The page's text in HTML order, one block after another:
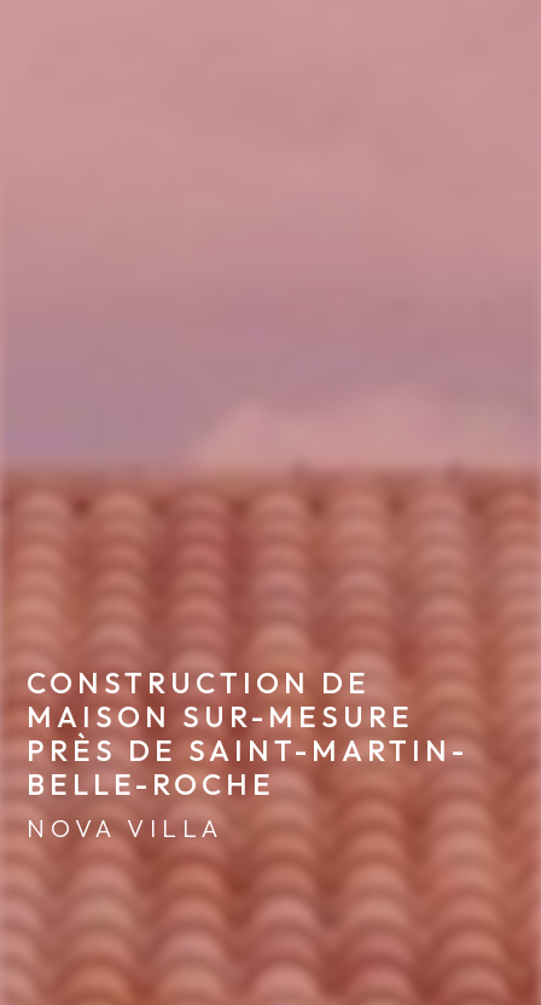
CONSTRUCTION DE
MAISON SUR-MESURE
PRÈS DE SAINT-MARTIN-
BELLE-ROCHE
NOVA VILLA